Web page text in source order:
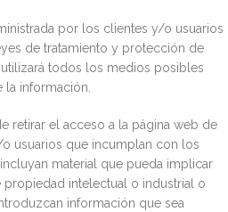
por los clientes y/o usuarios
de tratamiento y protección de
todos los medios posibles
información.
retirar el acceso a la página web de
usuarios que incumplan con los
material que pueda implicar
intelectual o industrial o
información que sea